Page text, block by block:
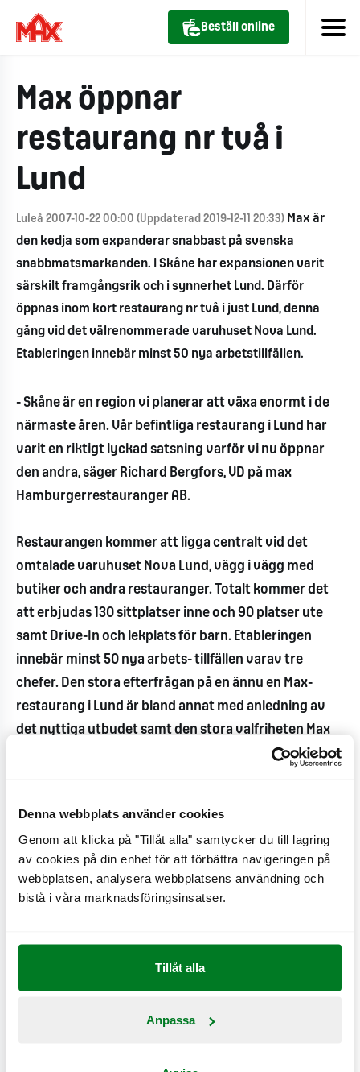
Denna webbplats använder cookies
Genom att klicka på "Tillåt alla" samtycker du till lagring
av cookies på din enhet för att förbättra navigeringen på
webbplatsen, analysera webbplatsens användning och
bistå i våra marknadsföringsinsatser.
Tillåt alla
Anpassa
Beställ online
Max öppnar
restaurang nr två i
Lund
Luleå 2007-10-22 00:00 (Uppdaterad 2019-12-11 20:33) Max är
den kedja som expanderar snabbast på svenska
snabbmatsmarkanden. I Skåne har expansionen varit
särskilt framgångsrik och i synnerhet Lund. Därför
öppnas inom kort restaurang nr två i just Lund, denna
gång vid det välrenommerade varuhuset Nova Lund.
Etableringen innebär minst 50 nya arbetstillfällen.
- Skåne är en region vi planerar att växa enormt i de
närmaste åren. Vår befintliga restaurang i Lund har
varit en riktigt lyckad satsning varför vi nu öppnar
den andra, säger Richard Bergfors, VD på max
Hamburgerrestauranger AB.
Restaurangen kommer att ligga centralt vid det
omtalade varuhuset Nova Lund, vägg i vägg med
butiker och andra restauranger. Totalt kommer det
att erbjudas 130 sittplatser inne och 90 platser ute
samt Drive-In och lekplats för barn. Etableringen
innebär minst 50 nya arbets- tillfällen varav tre
chefer. Den stora efterfrågan på en ännu en Max-
restaurang i Lund är bland annat med anledning av
det nyttiga utbudet samt den stora valfriheten Max
storkonsumenter av våra nyttiga produkter, såsom
GI-burgaren och Max Slim. Dessutom uppskattas vår
hamburgare eller vilket tillbehör du vill till ditt mål,
2006 var ett rekordår för Max med 20 %
försäljningsökning, historiens näst bästa resultat